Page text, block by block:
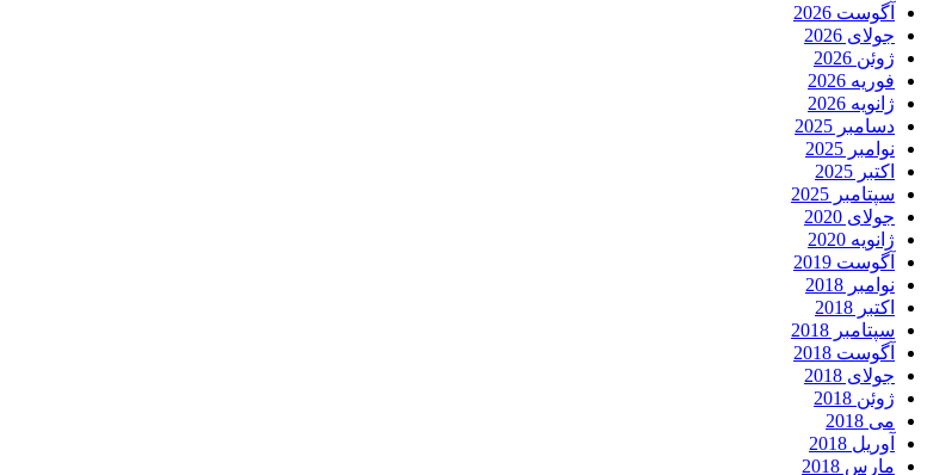
آگوست 2026
جولای 2026
ژوئن 2026
فوریه 2026
ژانویه 2026
دسامبر 2025
نوامبر 2025
اکتبر 2025
سپتامبر 2025
جولای 2020
ژانویه 2020
آگوست 2019
نوامبر 2018
اکتبر 2018
سپتامبر 2018
آگوست 2018
جولای 2018
ژوئن 2018
می 2018
آوریل 2018
مارس 2018